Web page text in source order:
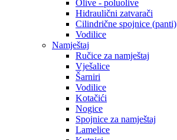
Olive - poluolive
Hidraulični zatvarači
Cilindrične spojnice (panti)
Vodilice
Namještaj
Ručice za namještaj
Vješalice
Šarniri
Vodilice
Kotačići
Nogice
Spojnice za namještaj
Lamelice